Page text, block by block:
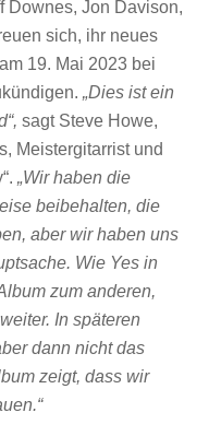
Downes, Jon Davison,
sich, ihr neues
19. Mai 2023 bei
„Dies ist ein
sagt Steve Howe,
Meistergitarrist und
„Wir haben die
beibehalten, die
aber wir haben uns
Wie Yes in
zum anderen,
In späteren
dann nicht das
zeigt, dass wir